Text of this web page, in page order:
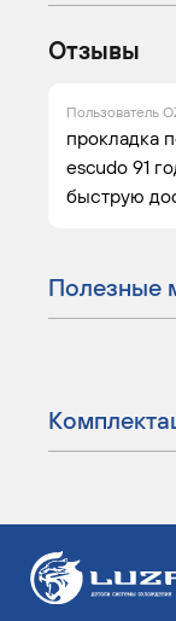
Отзывы
Пользователь
прокладка
escudo 91
быструю
Полезные